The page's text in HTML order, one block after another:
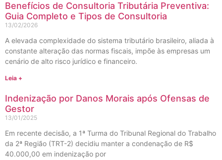
Benefícios de Consultoria Tributária Preventiva:
Guia Completo e Tipos de Consultoria
13/02/2026
A elevada complexidade do sistema tributário brasileiro, aliada à
constante alteração das normas fiscais, impõe às empresas um
cenário de alto risco jurídico e financeiro.
Leia +
Indenização por Danos Morais após Ofensas de
Gestor
13/01/2025
Em recente decisão, a 1ª Turma do Tribunal Regional do Trabalho
da 2ª Região (TRT-2) decidiu manter a condenação de R$
40.000,00 em indenização por